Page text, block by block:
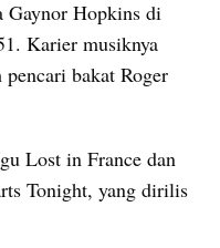
Gaynor Hopkins di
Karier musiknya
bakat Roger
Lost in France dan
Tonight, yang dirilis